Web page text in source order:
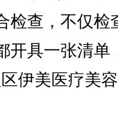
检查，不仅检
开具一张清单
伊美医疗美